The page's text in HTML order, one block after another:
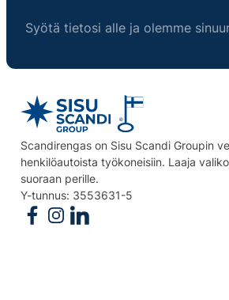
Syötä tietosi alle ja olemme
Scandirengas on Sisu Scandi Groupin
henkilöautoista työkoneisiin. Laaja
suoraan perille.
Y-tunnus: 3553631-5
Follow us on Facebook
Follow us on Instagram
Follow us on Linkedin